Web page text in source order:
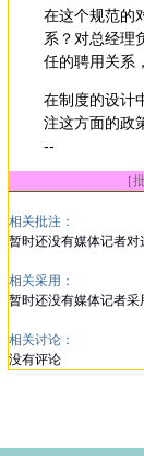
在这个规范的
系？对总经理
任的聘用关系
在制度的设计
注这方面的政
--
［
相关批注：
暂时还没有媒体记者对
相关采用：
暂时还没有媒体记者采
相关讨论：
没有评论